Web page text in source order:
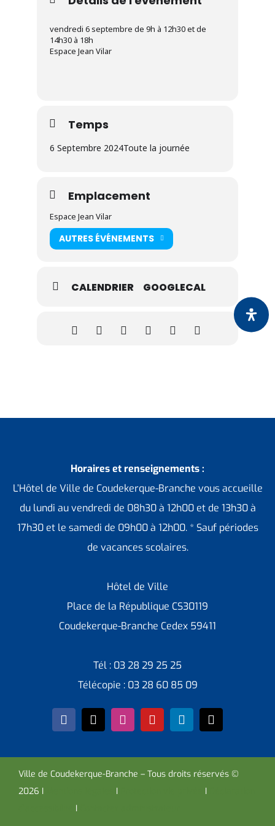
vendredi 6 septembre de 9h à 12h30 et de
14h30 à 18h
Espace Jean Vilar
Temps
6 Septembre 2024Toute la journée
Emplacement
Espace Jean Vilar
AUTRES ÉVÉNEMENTS
CALENDRIER GOOGLECAL
Horaires et renseignements :
L’Hôtel de Ville de Coudekerque-Branche vous accueille
du lundi au vendredi de 08h30 à 12h00 et de 13h30 à
17h30 et le samedi de 09h00 à 12h00. * Sauf périodes
de vacances scolaires.
Hôtel de Ville
Place de la République CS30119
Coudekerque-Branche Cedex 59411
Tél : 03 28 29 25 25
Télécopie : 03 28 60 85 09
Ville de Coudekerque-Branche – Tous droits réservés ©
2026 I
I I
I